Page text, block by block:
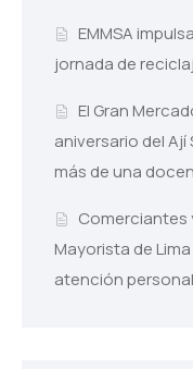
EMMSA
jornada de
El Gran
aniversario del
más de una
Comerciantes
Mayorista de
atención